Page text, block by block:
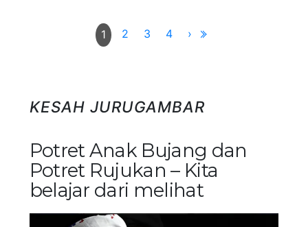
1 2 3 4 ›
KESAH JURUGAMBAR
Potret Anak Bujang dan
Potret Rujukan – Kita
belajar dari melihat